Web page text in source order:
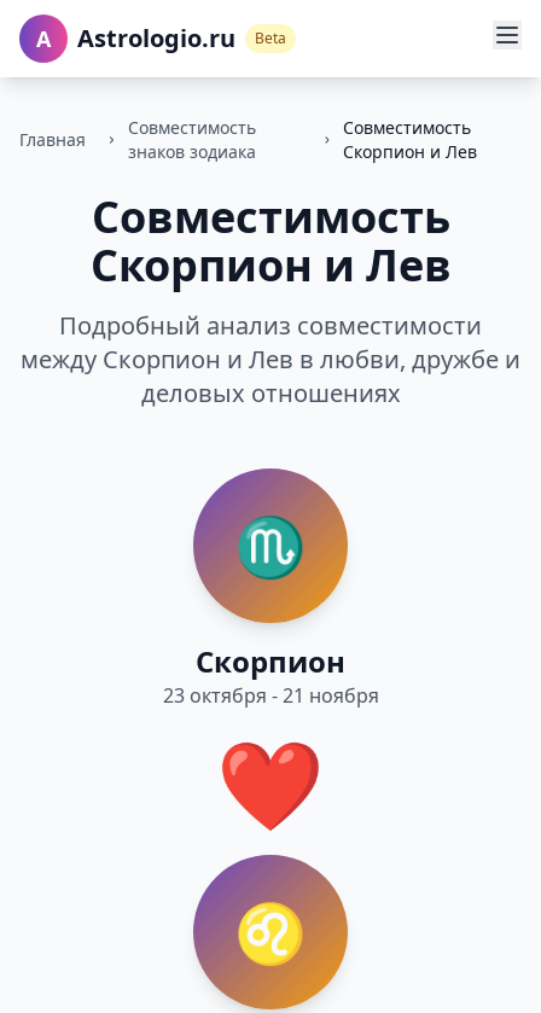
A Astrologio.ru Beta
Главная
Совместимость
знаков зодиака
Совместимость
Скорпион и Лев
Совместимость
Скорпион и Лев
Подробный анализ совместимости
между Скорпион и Лев в любви, дружбе и
деловых отношениях
♏
Скорпион
23 октября - 21 ноября
❤️
♌